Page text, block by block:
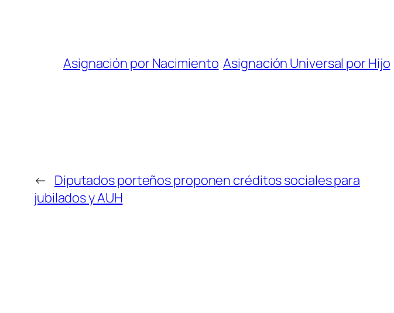
Asignación por Nacimiento Asignación Universal por Hijo
← Diputados porteños proponen créditos sociales para
jubilados y AUH